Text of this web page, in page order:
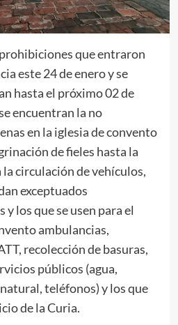
que entraron
este 24 de enero y se
hasta el próximo 02 de
encuentran la no
en la iglesia de convento
de fieles hasta la
circulación de vehículos,
exceptuados
los que se usen para el
ambulancias,
recolección de basuras,
públicos (agua,
teléfonos) y los que
de la Curia.